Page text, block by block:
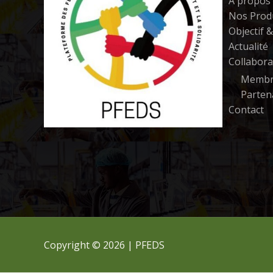
Nos
Objectif
Actualité
Contact
Copyright © 2026 | PFEDS